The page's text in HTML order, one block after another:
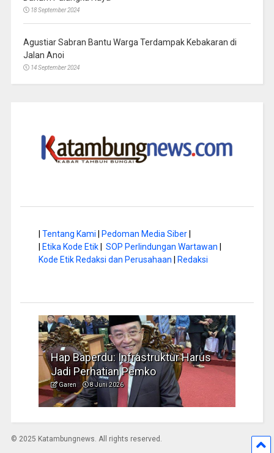
18 September 2024
Agustiar Sabran Bantu Warga Terdampak Kebakaran di
Jalan Anoi
14 September 2024
Tentang Kami Pedoman Media Siber|
Etika Kode Etik| SOP Perlindungan Wartawan
Kode Etik Redaksi dan Perusahaan
Redaksi
Hap Baperdu: Infrastruktur Harus
Jadi Perhatian Pemko
Garen 8 Juni 2026
© 2025 Katambungnews. All rights reserved.